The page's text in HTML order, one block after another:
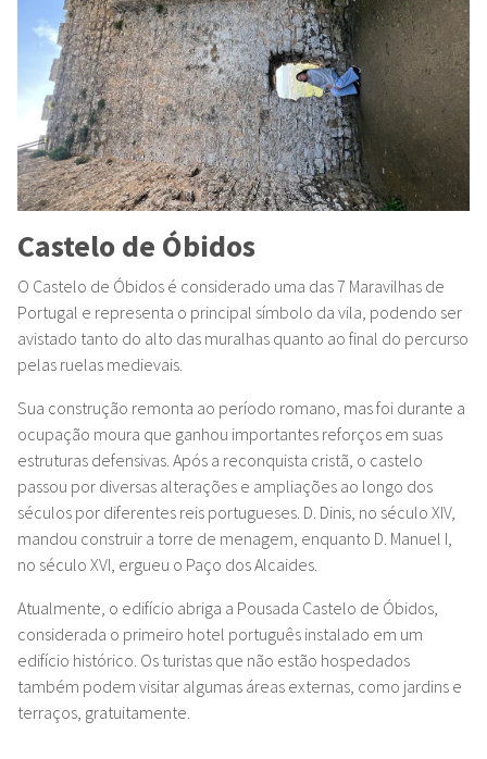
Castelo de Óbidos
O Castelo de Óbidos é considerado uma das 7 Maravilhas de
Portugal e representa o principal símbolo da vila, podendo ser
avistado tanto do alto das muralhas quanto ao final do percurso
pelas ruelas medievais.
Sua construção remonta ao período romano, mas foi durante a
ocupação moura que ganhou importantes reforços em suas
estruturas defensivas. Após a reconquista cristã, o castelo
passou por diversas alterações e ampliações ao longo dos
séculos por diferentes reis portugueses. D. Dinis, no século XIV,
mandou construir a torre de menagem, enquanto D. Manuel I,
no século XVI, ergueu o Paço dos Alcaides.
Atualmente, o edifício abriga a Pousada Castelo de Óbidos,
considerada o primeiro hotel português instalado em um
edifício histórico. Os turistas que não estão hospedados
também podem visitar algumas áreas externas, como jardins e
terraços, gratuitamente.